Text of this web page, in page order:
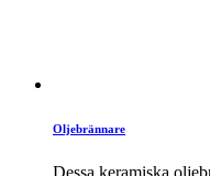
Oljebrännare
Dessa keramiska